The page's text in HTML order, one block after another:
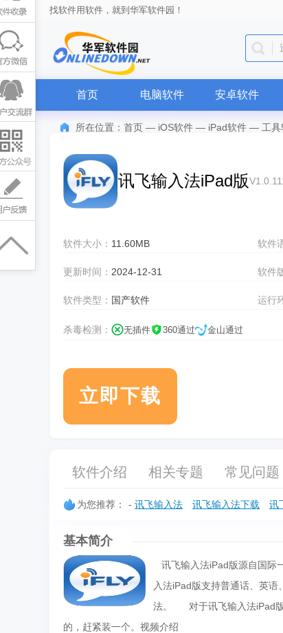
找软件用软件，就到华军软件园！
首页 电脑软件 安卓软件
所在位置： 首页 — iOS软件 — iPad软件 — 工
讯飞输入法iPad版
软件大小： 11.60MB 软件
更新时间： 2024-12-31 软件
软件类型： 国产软件 运行
杀毒检测： 无插件 360通过 金山通过
立即下载
软件介绍 相关专题 常见问题
为您推荐： - 讯飞输入法 讯飞输入法下载 讯
基本简介
讯飞输入法iPad版源自国际
入法iPad版支持普通话、英
法。 对于讯飞输入法iPad版
的，赶紧装一个。视频介绍